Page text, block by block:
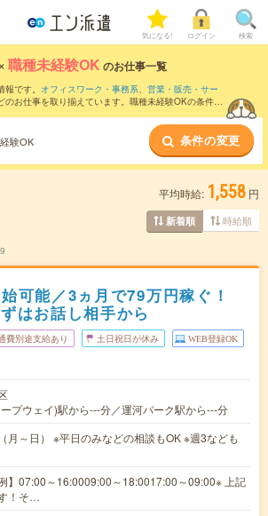
気になる! ログイン 検索
×職種未経験OK のお仕事一覧
です。 オフィスワーク・事務系、 営業・販売・サー
のお仕事を取り揃えています。職種未経験OKの条件の
験OK 条件の変更
平均時給: 1,558 円
新着順 時給順
可能／3ヵ月で79万円稼ぐ！
はお話し相手から
費別途支給あり 土日祝日が休み WEB登録OK
プウェイ)駅から---分／運河パーク駅から---分
月～日） ※平日のみなどの相談もOK ※週3なども
例】07:00～16:0009:00～18:0017:00～09:00※ 上記
！そ…